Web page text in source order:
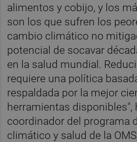
alimentos y cobijo, y los
son los que sufren los
cambio climático no
potencial de socavar
en la salud mundial.
requiere una política
respaldada por la mejor
herramientas disponibles",
coordinador del programa
climático y salud de la